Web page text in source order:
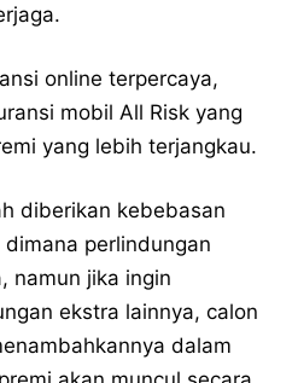
online terpercaya,
mobil All Risk yang
yang lebih terjangkau.
diberikan kebebasan
perlindungan
namun jika ingin
ekstra lainnya, calon
dalam